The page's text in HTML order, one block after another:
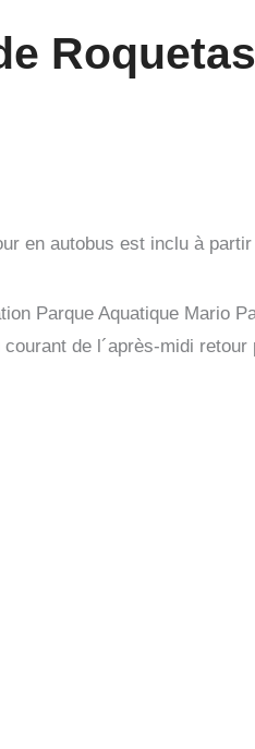
en autobus est inclu à partir
Parque Aquatique Mario
de l´après-midi retour